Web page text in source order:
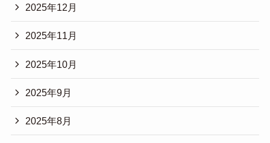
2025年12月
2025年11月
2025年10月
2025年9月
2025年8月